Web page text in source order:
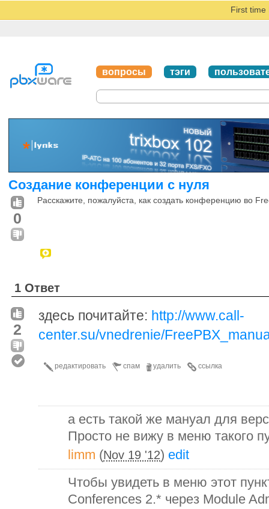
First time
вопросы тэги
Создание конференции с нуля
0
Расскажите, пожалуйста, как создать конференцию во
1 Ответ
2
здесь почитайте: http://www.call-
center.su/vnedrenie/
ссылка
удалить
спам
редактировать
а есть такой же мануал для
Просто не вижу в меню такого
limm (Nov 19 '12) edit
Чтобы увидеть в меню этот
Conferences 2.* через Module